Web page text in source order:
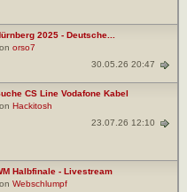
2025 - Deutsche...
orso7
30.05.26 20:47
CS Line Vodafone Kabel
Hackitosh
23.07.26 12:10
Halbfinale - Livestream
Webschlumpf